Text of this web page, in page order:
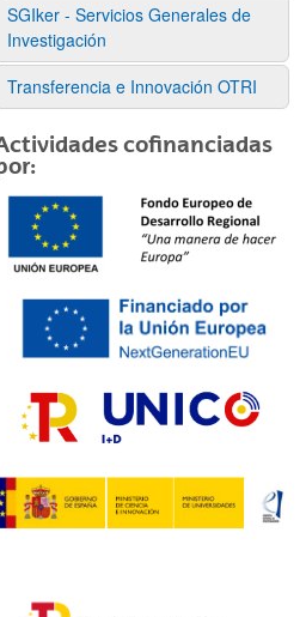
SGIker - Servicios Generales de
Investigación
Transferencia e Innovación OTRI
cofinanciadas